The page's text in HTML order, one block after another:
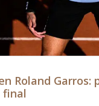
Roland Garros:
final